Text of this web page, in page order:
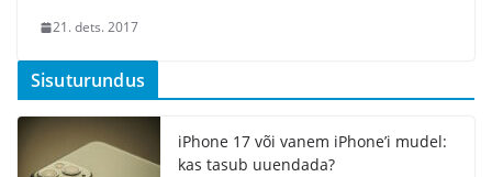
21. dets. 2017
Sisuturundus
iPhone 17 või vanem iPhone’i mudel:
kas tasub uuendada?